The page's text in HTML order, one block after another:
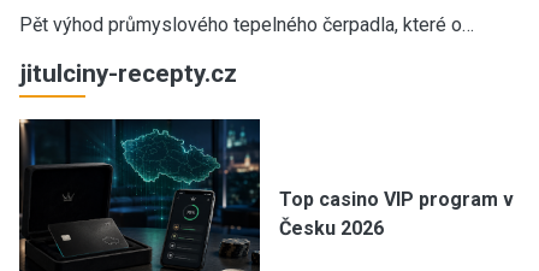
Pět výhod průmyslového tepelného čerpadla, které o…
jitulciny-recepty.cz
Top casino VIP program v
Česku 2026